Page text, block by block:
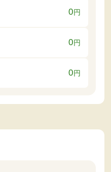
0円
0円
0円